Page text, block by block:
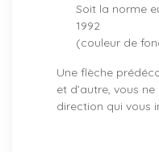
Soit la norme
1992
(couleur de
Une flèche
et d’autre, vous
direction qui vous